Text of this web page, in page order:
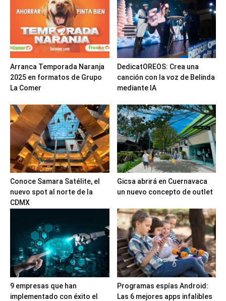
Arranca Temporada Naranja
2025 en formatos de Grupo
La Comer
DedicatOREOS: Crea una
canción con la voz de Belinda
mediante IA
Conoce Samara Satélite, el
nuevo spot al norte de la
CDMX
Gicsa abrirá en Cuernavaca
un nuevo concepto de outlet
9 empresas que han
implementado con éxito el
Programas espías Android:
Las 6 mejores apps infalibles